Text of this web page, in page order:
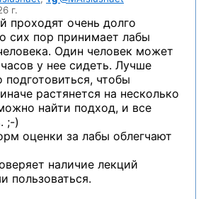
г.
проходят очень долго
сих пор принимает лабы
Один человек может
у нее сидеть. Лучше
чтобы
растянется на несколько
найти подход, и все
;-)
оценки за лабы облегчают
наличие лекций
пользоваться.